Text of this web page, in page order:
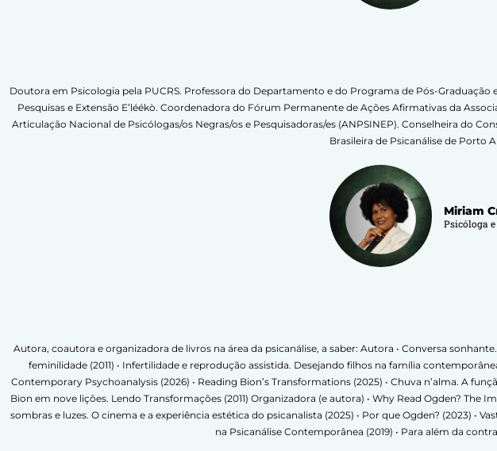
Doutora em Psicologia pela PUCRS. Professora do Departamento e do Programa de Pós-
Pesquisas e Extensão E’léékò. Coordenadora do Fórum Permanente de Ações Afirmativas da
Articulação Nacional de Psicólogas/os Negras/os e Pesquisadoras/es (ANPSINEP). Conselheira do
Brasileira de Psicanálise de Porto
Miriam
Psicóloga
Autora, coautora e organizadora de livros na área da psicanálise, a saber: Autora • Conversa
feminilidade (2011) • Infertilidade e reprodução assistida. Desejando filhos na família
Contemporary Psychoanalysis (2026) • Reading Bion’s Transformations (2025) • Chuva n’alma. A
Bion em nove lições. Lendo Transformações (2011) Organizadora (e autora) • Why Read Ogden?
sombras e luzes. O cinema e a experiência estética do psicanalista (2025) • Por que Ogden? (2023) •
na Psicanálise Contemporânea (2019) • Para além da